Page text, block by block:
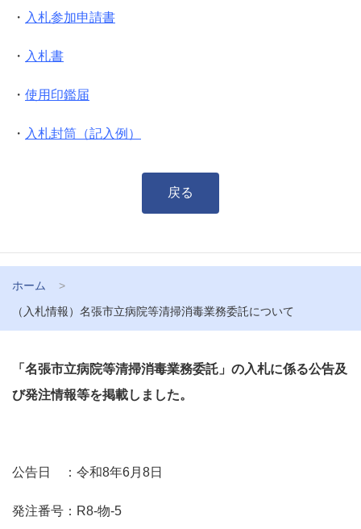
・ 入札参加申請書
・ 入札書
・ 使用印鑑届
・ 入札封筒（記入例）
戻る
ホーム
（入札情報）名張市立病院等清掃消毒業務委託について
「名張市立病院等清掃消毒業務委託」の入札に係る公告及
び発注情報等を掲載しました。
公告日 ：令和8年6月8日
発注番号：R8-物-5